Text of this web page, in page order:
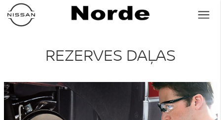
REZERVES DAĻAS